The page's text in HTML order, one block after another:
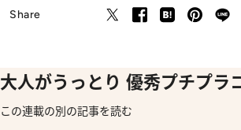
Share
大人がうっとり 優秀プチプラ
この連載の別の記事を読む